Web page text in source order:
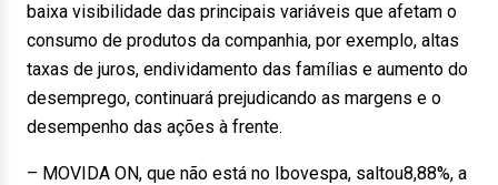
baixa visibilidade das principais variáveis que afetam o
consumo de produtos da companhia, por exemplo, altas
taxas de juros, endividamento das famílias e aumento do
desemprego, continuará prejudicando as margens e o
desempenho das ações à frente.
– MOVIDA ON, que não está no Ibovespa, saltou8,88%, a